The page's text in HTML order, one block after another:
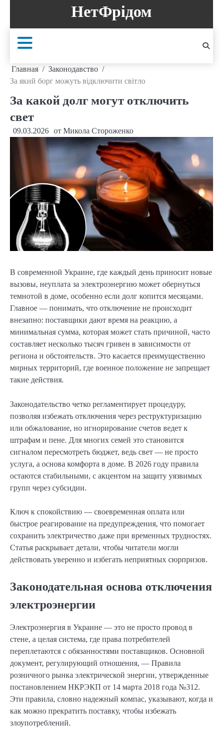
содержанию
НетФрідом
Главная
Законодавство
За який борг можуть відключити світло
За какой долг могут отключить
свет
09.03.2026 от Микола Стороженко
В современной Украине, где каждый день приносит новые
вызовы, неуплата за электроэнергию может обернуться
темнотой в доме, особенно если долг копится месяцами.
Главное — понимать, что отключение не происходит
внезапно: поставщики дают время на реакцию, а
минимальная сумма, которая может стать причиной, часто
составляет несколько тысяч гривен в зависимости от
региона и обстоятельств. Это касается преимущественно
мирных территорий, где военное положение не запрещает
такие действия.
Законодательство четко регламентирует процедуру,
позволяя избежать отключения через реструктуризацию
или обжалование, но игнорирование счетов ведет к
штрафам и пене. Для многих семей это становится
сигналом пересмотреть бюджет, ведь свет — не просто
услуга, а основа комфорта в доме. В 2026 году правила
остаются стабильными, с акцентом на защиту уязвимых
групп через субсидии.
Ключ к спокойствию — своевременная оплата или
быстрое реагирование на предупреждения, что помогает
сохранить электричество даже при временных трудностях.
Статья раскрывает детали, чтобы читатели могли
действовать уверенно и избегать неприятных сюрпризов.
Законодательная основа отключения
электроэнергии
Электроэнергия в Украине — это не просто провод в
стене, а целая система, где права потребителей
переплетаются с обязанностями поставщиков. Основной
документ, регулирующий отношения, — Правила
розничного рынка электрической энергии, утвержденные
постановлением НКРЭКП от 14 марта 2018 года №312.
Эти правила, словно надежный компас, указывают, когда и
как можно прекратить поставку, чтобы избежать
злоупотреблений.